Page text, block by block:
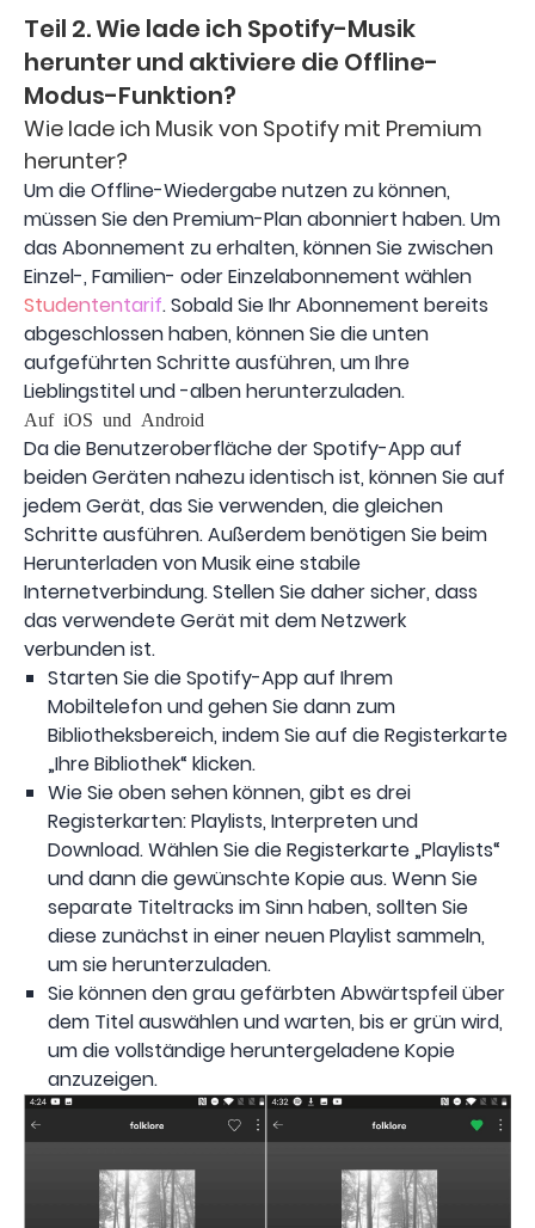
Teil 2. Wie lade ich Spotify-Musik
herunter und aktiviere die Offline-
Modus-Funktion?
Wie lade ich Musik von Spotify mit Premium
herunter?
Um die Offline-Wiedergabe nutzen zu können,
müssen Sie den Premium-Plan abonniert haben. Um
das Abonnement zu erhalten, können Sie zwischen
Einzel-, Familien- oder Einzelabonnement wählen
Studententarif. Sobald Sie Ihr Abonnement bereits
abgeschlossen haben, können Sie die unten
aufgeführten Schritte ausführen, um Ihre
Lieblingstitel und -alben herunterzuladen.
Auf iOS und Android
Da die Benutzeroberfläche der Spotify-App auf
beiden Geräten nahezu identisch ist, können Sie auf
jedem Gerät, das Sie verwenden, die gleichen
Schritte ausführen. Außerdem benötigen Sie beim
Herunterladen von Musik eine stabile
Internetverbindung. Stellen Sie daher sicher, dass
das verwendete Gerät mit dem Netzwerk
verbunden ist.
Starten Sie die Spotify-App auf Ihrem
Mobiltelefon und gehen Sie dann zum
Bibliotheksbereich, indem Sie auf die Registerkarte
„Ihre Bibliothek“ klicken.
Wie Sie oben sehen können, gibt es drei
Registerkarten: Playlists, Interpreten und
Download. Wählen Sie die Registerkarte „Playlists“
und dann die gewünschte Kopie aus. Wenn Sie
separate Titeltracks im Sinn haben, sollten Sie
diese zunächst in einer neuen Playlist sammeln,
um sie herunterzuladen.
Sie können den grau gefärbten Abwärtspfeil über
dem Titel auswählen und warten, bis er grün wird,
um die vollständige heruntergeladene Kopie
anzuzeigen.